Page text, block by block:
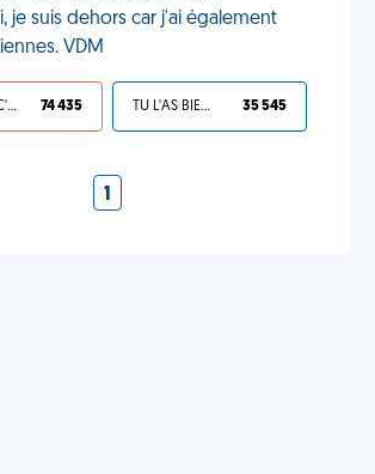
je suis dehors car j'ai également
VDM
JE VALIDE, C'EST UNE VDM 74 435 TU L'AS BIEN MÉRITÉ 35 545
1